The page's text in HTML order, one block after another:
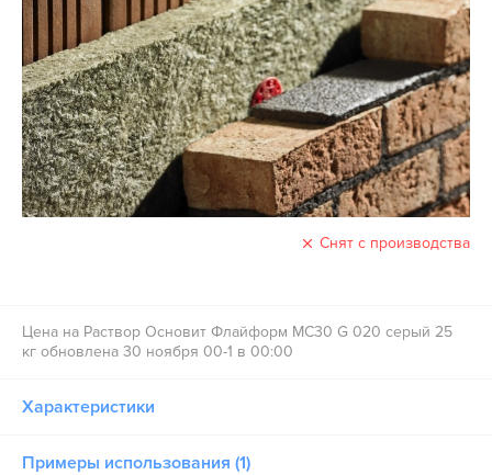
Снят с производства
Цена на Раствор Основит Флайформ MC30 G 020 серый 25
кг обновлена 30 ноября 00-1 в 00:00
Характеристики
Примеры использования (1)